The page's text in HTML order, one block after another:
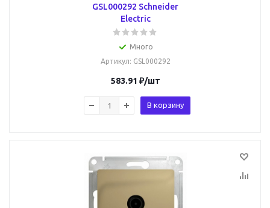
GSL000292 Schneider
Electric
Много
Артикул: GSL000292
583.91 ₽/шт
В корзину